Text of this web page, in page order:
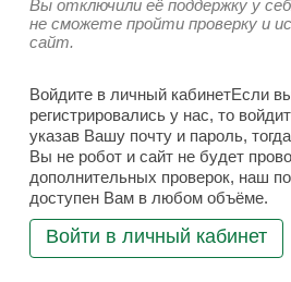
Вы отключили её поддержку у
не сможете пройти проверку и
сайт.
Войдите в личный кабинетЕсли
регистрировались у нас, то
указав Вашу почту и пароль,
Вы не робот и сайт не будет
дополнительных проверок, наш
доступен Вам в любом объёме.
Войти в личный кабинет